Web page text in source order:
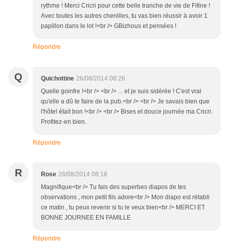
rythme ! Merci Cricri pour cette belle tranche de vie de Fifine !
Avec toutes les autres chenilles, tu vas bien réussir à avoir 1
papillon dans le lot !<br /> GBizhous et pensées !
Répondre
Q Quichottine 26/08/2014 08:26
Quelle goinfre !<br /> <br /> ... et je suis sidérée ! C'est vrai
qu'elle a dû te faire de la pub.<br /> <br /> Je savais bien que
l'hôtel était bon !<br /> <br /> Bises et douce journée ma Cricri.
Profitez-en bien.
Répondre
R Rose 26/08/2014 08:18
Magnifique<br /> Tu fais des superbes diapos de tes
observations , mon petit fils adore<br /> Mon diapo est rétabli
ce matin , tu peux revenir si tu le veux bien<br /> MERCI ET
BONNE JOURNEE EN FAMILLE
Répondre